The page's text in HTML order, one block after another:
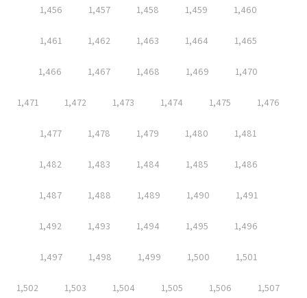
1,456 1,457 1,458 1,459 1,460
1,461 1,462 1,463 1,464 1,465
1,466 1,467 1,468 1,469 1,470
1,471 1,472 1,473 1,474 1,475 1,476
1,477 1,478 1,479 1,480 1,481
1,482 1,483 1,484 1,485 1,486
1,487 1,488 1,489 1,490 1,491
1,492 1,493 1,494 1,495 1,496
1,497 1,498 1,499 1,500 1,501
1,502 1,503 1,504 1,505 1,506 1,507